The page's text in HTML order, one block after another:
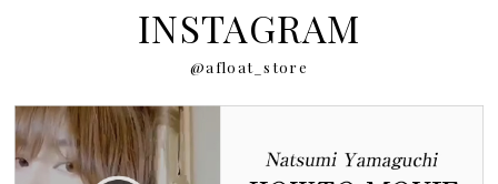
INSTAGRAM
@afloat_store